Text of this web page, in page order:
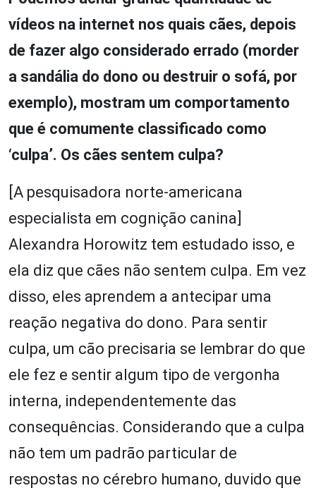
vídeos na internet nos quais cães, depois
de fazer algo considerado errado (morder
a sandália do dono ou destruir o sofá, por
exemplo), mostram um comportamento
que é comumente classificado como
‘culpa’. Os cães sentem culpa?
[A pesquisadora norte-americana
especialista em cognição canina]
Alexandra Horowitz tem estudado isso, e
ela diz que cães não sentem culpa. Em vez
disso, eles aprendem a antecipar uma
reação negativa do dono. Para sentir
culpa, um cão precisaria se lembrar do que
ele fez e sentir algum tipo de vergonha
interna, independentemente das
consequências. Considerando que a culpa
não tem um padrão particular de
respostas no cérebro humano, duvido que